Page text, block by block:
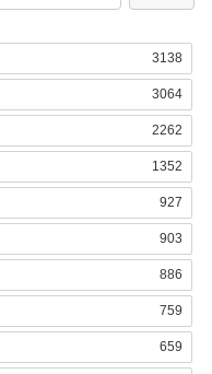
3138
3064
2262
1352
927
903
886
759
659